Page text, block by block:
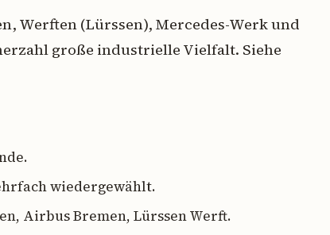
Werften (Lürssen), Mercedes-Werk und
große industrielle Vielfalt. Siehe
wiedergewählt.
Airbus Bremen, Lürssen Werft.